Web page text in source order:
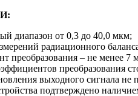
диапазон от 0,3 до 40,0 мкм;
радиационного
преобразования – не менее 7
преобразования
выходного сигнала не
подтверждено